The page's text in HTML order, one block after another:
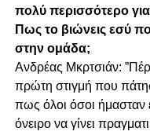
πολύ περισσότερο
Πως το βιώνεις εσύ
στην ομάδα;
Ανδρέας Μκρτσιάν:
πρώτη στιγμή που
πως όλοι όσοι ήμασταν
όνειρο να γίνει